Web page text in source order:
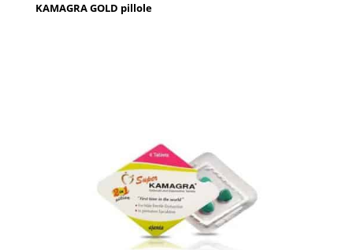
KAMAGRA GOLD pillole